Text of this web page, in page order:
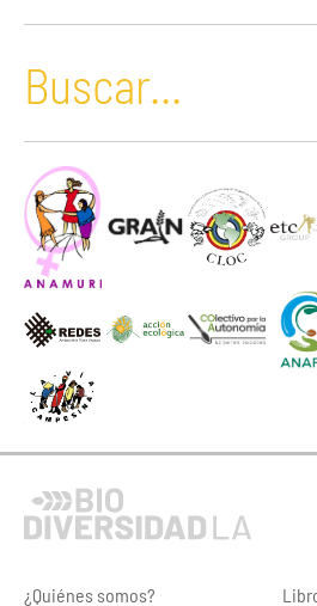
¿Quiénes somos?